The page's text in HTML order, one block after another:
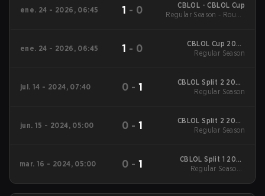
ene. 24 - 2026, 06:45 1 - 0
CBLOL - CBLOL Cup
Regular Season - Round
ene. 24 - 2026, 06:45 1 - 0
CBLOL Cup 2026
Regular Season
Regular Season
jul. 14 - 2024, 07:40 0 -1
CBLOL Split 2 2024
Regular Season
Regular Season
jun. 15 - 2024, 05:00 0 -1
CBLOL Split 2 2024
Regular Season
Regular Season
mar. 16 - 2024, 05:00 0 -1
CBLOL Split 1 2024
Regular Season
Regular Season -